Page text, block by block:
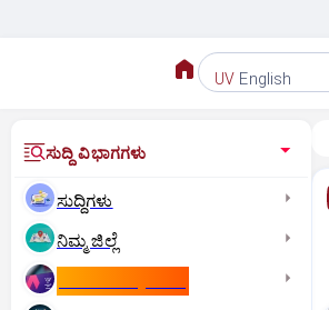
UV English
ಸುದ್ದಿ ವಿಭಾಗಗಳು
ಸುದ್ದಿಗಳು
ನಿಮ್ಮ ಜಿಲ್ಲೆ